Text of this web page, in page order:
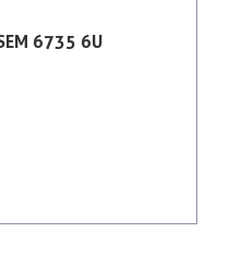
6735 6U